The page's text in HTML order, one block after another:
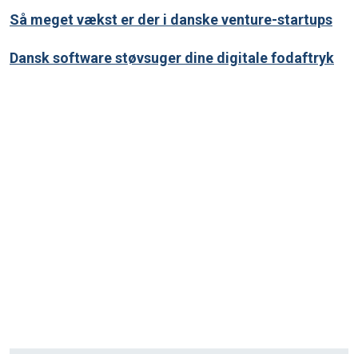
Så meget vækst er der i danske venture-startups
Dansk software støvsuger dine digitale fodaftryk